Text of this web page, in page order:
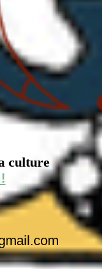
culture